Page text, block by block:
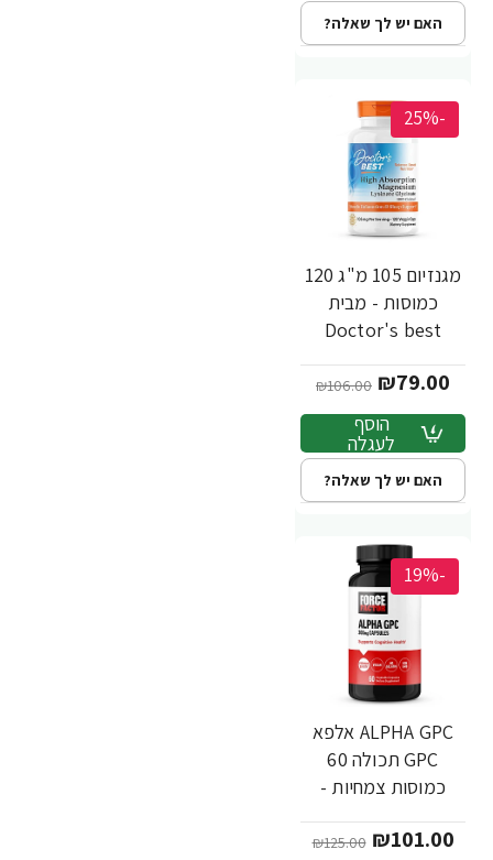
האם יש לך שאלה?
-25%
מגנזיום 105 מ"ג 120
כמוסות - מבית
Doctor's best
₪79.00
₪106.00
הוסף
לעגלה
האם יש לך שאלה?
-19%
ALPHA GPC אלפא
GPC תכולה 60
כמוסות צמחיות -
₪101.00
₪125.00